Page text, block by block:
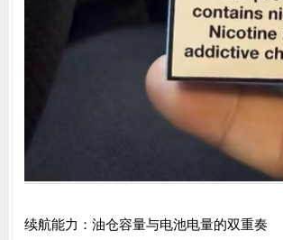
续航能力：油仓容量与电池电量的双重奏